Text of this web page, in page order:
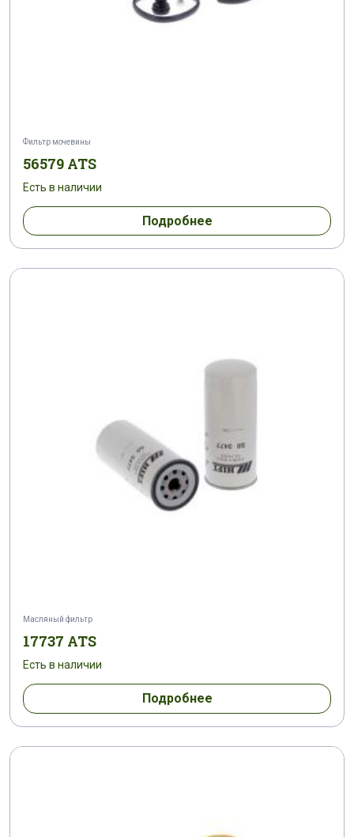
Фильтр мочевины
56579 ATS
Есть в наличии
Подробнее
Масляный фильтр
17737 ATS
Есть в наличии
Подробнее